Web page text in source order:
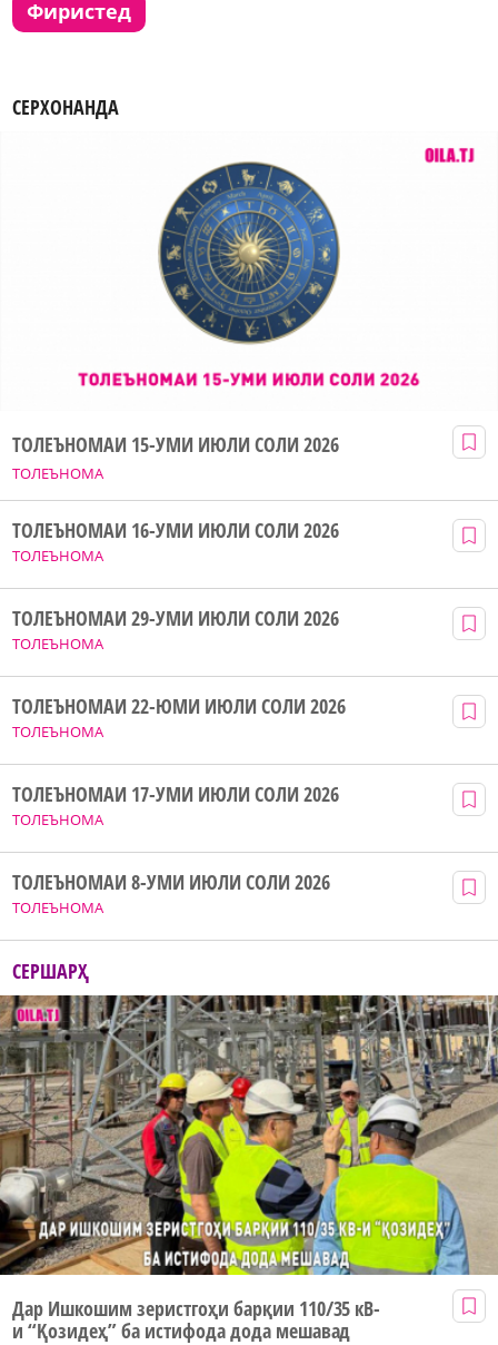
фиристед
СЕРХОНАНДА
ТОЛЕЪНОМА
ТОЛЕЪНОМАИ 15-УМИ ИЮЛИ СОЛИ 2026
ТОЛЕЪНОМА
ТОЛЕЪНОМАИ 16-УМИ ИЮЛИ СОЛИ 2026
ТОЛЕЪНОМА
ТОЛЕЪНОМАИ 29-УМИ ИЮЛИ СОЛИ 2026
ТОЛЕЪНОМА
ТОЛЕЪНОМАИ 22-ЮМИ ИЮЛИ СОЛИ 2026
ТОЛЕЪНОМА
ТОЛЕЪНОМАИ 17-УМИ ИЮЛИ СОЛИ 2026
ТОЛЕЪНОМА
ТОЛЕЪНОМАИ 8-УМИ ИЮЛИ СОЛИ 2026
СЕРШАРҲ
Дар Ишкошим зеристгоҳи барқии 110/35 кВ-
и “Қозидеҳ” ба истифода дода мешавад